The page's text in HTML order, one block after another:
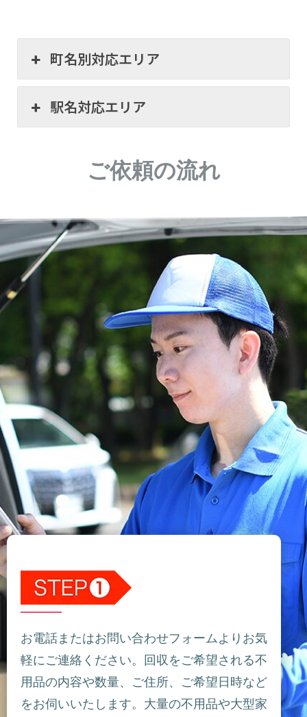
町名別対応エリア
駅名対応エリア
ご依頼の流れ
お電話またはお問い合わせフォームよりお気
軽にご連絡ください。回収をご希望される不
用品の内容や数量、ご住所、ご希望日時など
をお伺いいたします。大量の不用品や大型家